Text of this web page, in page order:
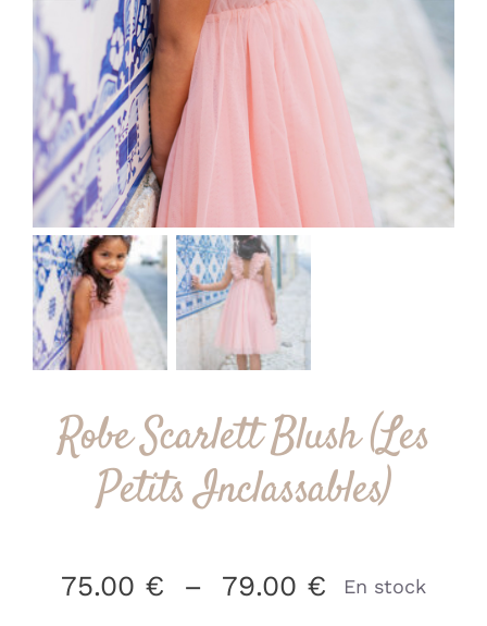
Robe Scarlett Blush (Les
Petits Inclassables)
75.00 € – 79.00 €Plage
En stock